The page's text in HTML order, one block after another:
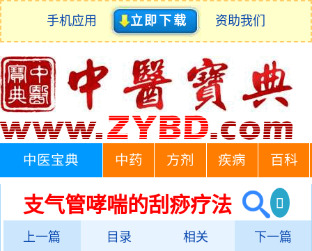
手机应用 立即下载 资助我们
中医宝典 中药 方剂 疾病 百科
支气管哮喘的刮痧疗法
上一篇 目录 相关 下一篇